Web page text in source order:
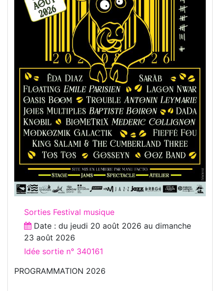
Sorties Festival musique
Date : du jeudi 20 août 2026 au dimanche
23 août 2026
Idée sortie n° 340161
PROGRAMMATION 2026